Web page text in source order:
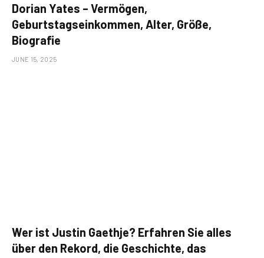
Dorian Yates – Vermögen,
Geburtstagseinkommen, Alter, Größe,
Biografie
JUNE 15, 2025
Wer ist Justin Gaethje? Erfahren Sie alles
über den Rekord, die Geschichte, das